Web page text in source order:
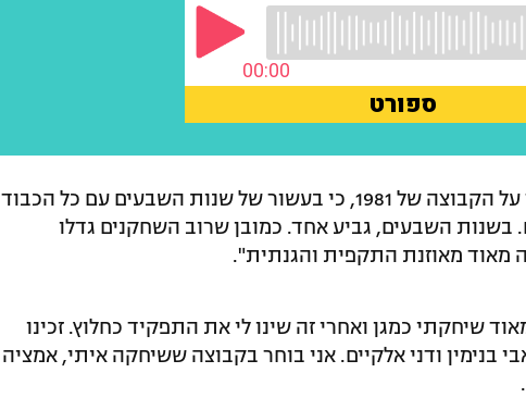
סיני הסביר את בחירתו: "אני הולך על הקבוצה של 1981, כי בעשור של שנות השבעים עם כל הכבוד
בשנות השבעים, גביע אחד. כמובן שרוב השחקנים גדלו
שיחקתי כמגן ואחרי זה שינו לי את התפקיד כחלוץ. זכינו
בנימין ודני אלקיים. אני בוחר בקבוצה ששיחקה איתי, אמציה